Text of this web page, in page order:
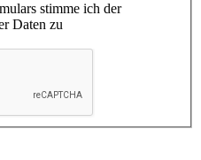
stimme ich der
Daten zu